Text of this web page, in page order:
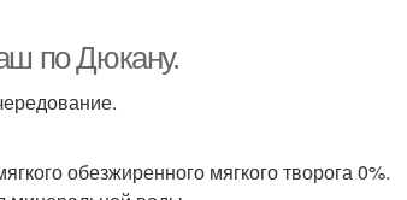
по Дюкану.
обезжиренного мягкого творога 0%.